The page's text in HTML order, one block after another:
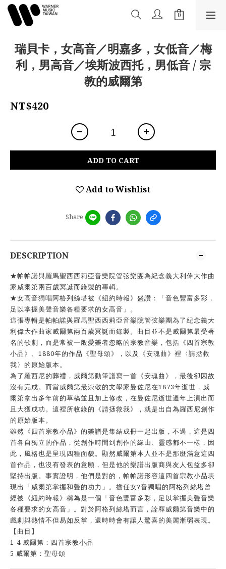
瑞貝卡，女高音／明嘉多，女低音／梅
利，男高音／埃斯波西托，男低音 / 宗
教的威爾第
NT$420
ADD TO CART
Add to Wishlist
Share
DESCRIPTION
★帕帕諾與羅馬聖西西莉亞音樂院管弦樂團為紀念義大利偉大作曲
家威爾第兩百歲冥誕而錄製的專輯。
★女高音獨唱阿格列絲塔被《紐約時報》盛讚：「音色豐富多彩，
足以掌握美聲音樂各種要求的女高音」。
這張專輯是帕帕諾與羅馬聖西西莉亞音樂院管弦樂團為了紀念義大
利偉大作曲家威爾第兩百歲冥誕而錄製。曲目並不是威爾第最受著
名的歌劇，而是常被一般愛樂者忽略的宗教音樂，包括《四首宗教
小品》、1880年的作品《聖母頌》，以及《安魂曲》裡〈請拯救
我〉的原始版本。
為了羅西尼的葬禮，威爾第動筆譜寫一首《安魂曲》，最後卻因故
沒有完成。而當威爾第最崇敬的文學家曼佐尼在1873年逝世，威
爾第拿出多年前的草稿並且加上修改，在曼佐尼逝世週年上演出而
且大獲成功。這裡所收錄的《請拯救我》，就是出自為羅西尼創作
的原始版本。
雖然《四首宗教小品》的樂譜是集結成冊一起出版，不過，這是四
首各自獨立的作品，從創作時間到創作的緣由、靈感都不一樣，因
此，風格也是呈現四種面貌。顯然威爾第本人並不是那麼滿意這四
首作品，也沒有發表的意願，但是他的樂譜出版商與友人包益多卻
堅持出版。事實證明，他們是對的，帕帕諾形容這四首宗教小品表
現出「威爾第掌握和聲的功力」。擔任女?音獨唱的阿格列絲塔曾
經被《紐約時報》稱為是一個「音色豐富多彩，足以掌握美聲音樂
各種要求的女高音」。對於阿格列絲塔而言，詮釋威爾第音樂中的
戲劇與熱情不但易如反掌，還時時會有讓人驚喜的美麗漸弱表現。
【曲目】
1-4 威爾第：四首宗教小品
5 威爾第：聖母頌